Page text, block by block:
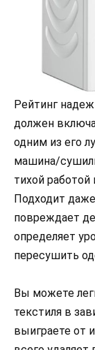
Рейтинг
должен
одним из его
машина/
тихой
Подходит
повреждает
определяет
пересушить
Вы можете
текстиля в
выиграете от